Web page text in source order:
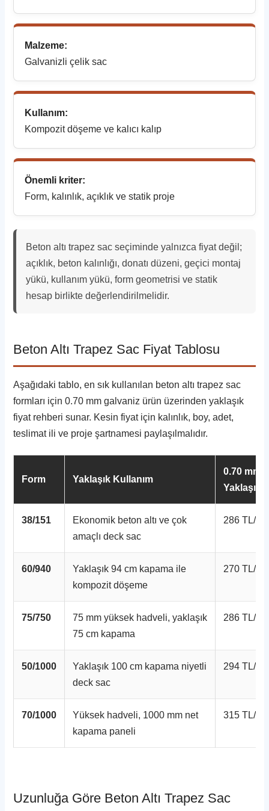
Malzeme:
Galvanizli çelik sac
Kullanım:
Kompozit döşeme ve kalıcı kalıp
Önemli kriter:
Form, kalınlık, açıklık ve statik proje
Beton altı trapez sac seçiminde yalnızca fiyat değil;
açıklık, beton kalınlığı, donatı düzeni, geçici montaj
yükü, kullanım yükü, form geometrisi ve statik
hesap birlikte değerlendirilmelidir.
Beton Altı Trapez Sac Fiyat Tablosu
Aşağıdaki tablo, en sık kullanılan beton altı trapez sac
formları için 0.70 mm galvaniz ürün üzerinden yaklaşık
fiyat rehberi sunar. Kesin fiyat için kalınlık, boy, adet,
teslimat ili ve proje şartnamesi paylaşılmalıdır.
Form Yaklaşık Kullanım
0.70 mm
Yaklaşık
38/151
Ekonomik beton altı ve çok
amaçlı deck sac
286 TL/mt
60/940
Yaklaşık 94 cm kapama ile
kompozit döşeme
270 TL/mt
75/750
75 mm yüksek hadveli, yaklaşık
75 cm kapama
286 TL/mt
50/1000
Yaklaşık 100 cm kapama niyetli
deck sac
294 TL/mt
70/1000
Yüksek hadveli, 1000 mm net
kapama paneli
315 TL/mt
Uzunluğa Göre Beton Altı Trapez Sac